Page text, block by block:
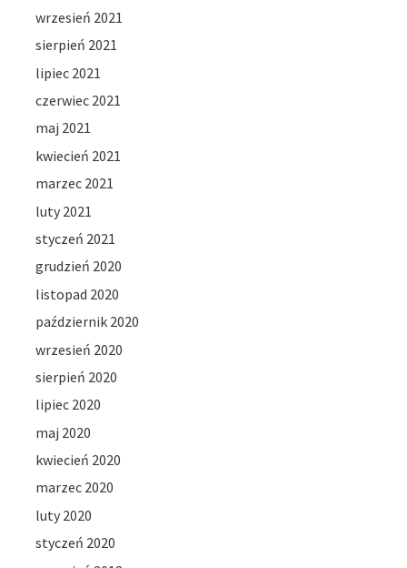
wrzesień 2021
sierpień 2021
lipiec 2021
czerwiec 2021
maj 2021
kwiecień 2021
marzec 2021
luty 2021
styczeń 2021
grudzień 2020
listopad 2020
październik 2020
wrzesień 2020
sierpień 2020
lipiec 2020
maj 2020
kwiecień 2020
marzec 2020
luty 2020
styczeń 2020